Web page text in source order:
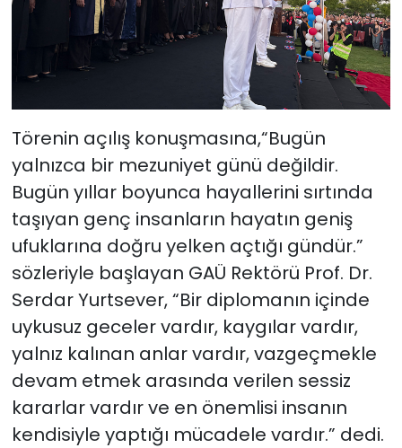
Törenin açılış konuşmasına,“Bugün
yalnızca bir mezuniyet günü değildir.
Bugün yıllar boyunca hayallerini sırtında
taşıyan genç insanların hayatın geniş
ufuklarına doğru yelken açtığı gündür.”
sözleriyle başlayan GAÜ Rektörü Prof. Dr.
Serdar Yurtsever, “Bir diplomanın içinde
uykusuz geceler vardır, kaygılar vardır,
yalnız kalınan anlar vardır, vazgeçmekle
devam etmek arasında verilen sessiz
kararlar vardır ve en önemlisi insanın
kendisiyle yaptığı mücadele vardır.” dedi.
YAŞAM
Yazarlar